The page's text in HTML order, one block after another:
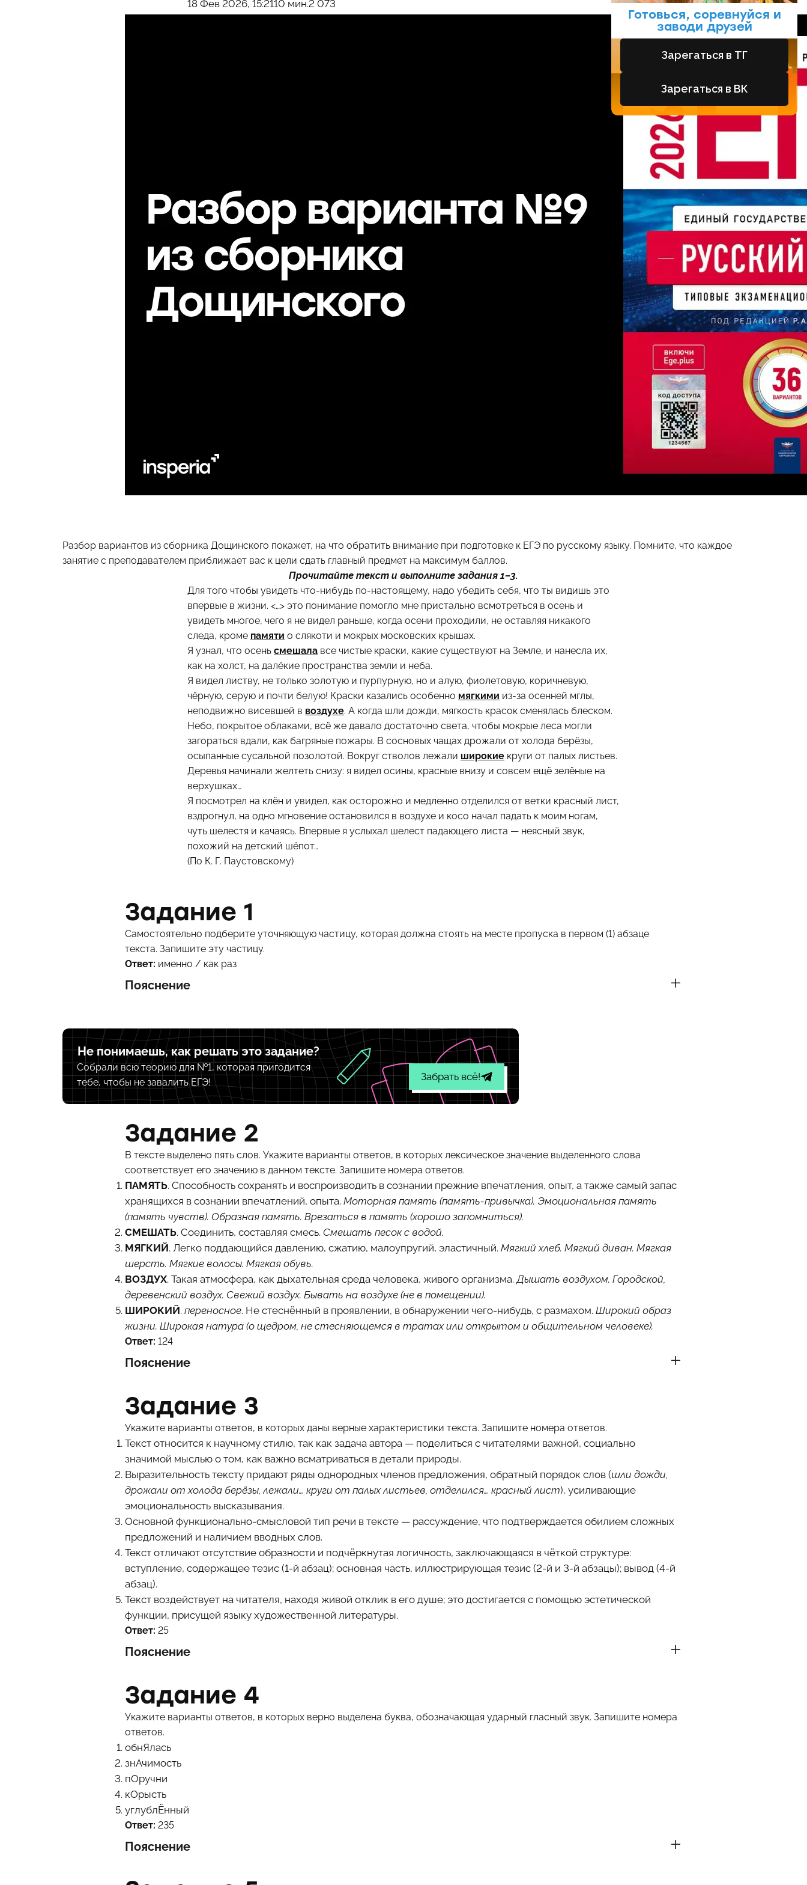
18 Фев 2026, 15:2110 мин.2 073
Разбор вариантов из сборника Дощинского покажет, на что обратить внимание при подготовке к ЕГЭ по русскому языку. Помните, что каждое
занятие с преподавателем приближает вас к цели сдать главный предмет на максимум баллов.
Прочитайте текст и выполните задания 1–3.
Для того чтобы увидеть что-нибудь по-настоящему, надо убедить себя, что ты видишь это
впервые в жизни. <…> это понимание помогло мне пристально всмотреться в осень и
увидеть многое, чего я не видел раньше, когда осени проходили, не оставляя никакого
следа, кроме памяти о слякоти и мокрых московских крышах.
Я узнал, что осень смешала все чистые краски, какие существуют на Земле, и нанесла их,
как на холст, на далёкие пространства земли и неба.
Я видел листву, не только золотую и пурпурную, но и алую, фиолетовую, коричневую,
чёрную, серую и почти белую! Краски казались особенно мягкими из-за осенней мглы,
неподвижно висевшей в воздухе. A когда шли дожди, мягкость красок сменялась блеском.
Небо, покрытое облаками, всё же давало достаточно света, чтобы мокрые леса могли
загораться вдали, как багряные пожары. В сосновых чащах дрожали от холода берёзы,
осыпанные сусальной позолотой. Вокруг стволов лежали широкие круги от палых листьев.
Деревья начинали желтеть снизу: я видел осины, красные внизу и совсем ещё зелёные на
верхушках…
Я посмотрел на клён и увидел, как осторожно и медленно отделился от ветки красный лист,
вздрогнул, на одно мгновение остановился в воздухе и косо начал падать к моим ногам,
чуть шелестя и качаясь. Впервые я услыхал шелест падающего листа — неясный звук,
похожий на детский шёпот…
(По К. Г. Паустовскому)
Задание 1
Самостоятельно подберите уточняющую частицу, которая должна стоять на месте пропуска в первом (1) абзаце
текста. Запишите эту частицу.
Ответ: именно / как раз
Пояснение
Не понимаешь, как решать это задание?
Собрали всю теорию для №1, которая пригодится
тебе, чтобы не завалить ЕГЭ!
Забрать всё!
Задание 2
В тексте выделено пять слов. Укажите варианты ответов, в которых лексическое значение выделенного слова
соответствует его значению в данном тексте. Запишите номера ответов.
ПАМЯТЬ. Способность сохранять и воспроизводить в сознании прежние впечатления, опыт, а также самый запас
хранящихся в сознании впечатлений, опыта. Моторная память (память-привычка). Эмоциональная память
(память чувств). Образная память. Врезаться в память (хорошо запомниться).
СМЕШАТЬ. Соединить, составляя смесь. Смешать песок с водой.
МЯГКИЙ. Легко поддающийся давлению, сжатию, малоупругий, эластичный. Мягкий хлеб. Мягкий диван. Мягкая
шерсть. Мягкие волосы. Мягкая обувь.
ВОЗДУХ. Такая атмосфера, как дыхательная среда человека, живого организма. Дышать воздухом. Городской,
деревенский воздух. Свежий воздух. Бывать на воздухе (не в помещении).
ШИРОКИЙ. переносное. Не стеснённый в проявлении, в обнаружении чего-нибудь, с размахом. Широкий образ
жизни. Широкая натура (о щедром, не стесняющемся в тратах или открытом и общительном человеке).
Ответ: 124
Пояснение
Задание 3
Укажите варианты ответов, в которых даны верные характеристики текста. Запишите номера ответов.
Текст относится к научному стилю, так как задача автора — поделиться с читателями важной, социально
значимой мыслью о том, как важно всматриваться в детали природы.
Выразительность тексту придают ряды однородных членов предложения, обратный порядок слов (шли дожди,
дрожали от холода берёзы, лежали… круги от палых листьев, отделился… красный лист), усиливающие
эмоциональность высказывания.
Основной функционально-смысловой тип речи в тексте — рассуждение, что подтверждается обилием сложных
предложений и наличием вводных слов.
Текст отличают отсутствие образности и подчёркнутая логичность, заключающаяся в чёткой структуре:
вступление, содержащее тезис (1-й абзац); основная часть, иллюстрирующая тезис (2-й и 3-й абзацы); вывод (4-й
абзац).
Текст воздействует на читателя, находя живой отклик в его душе; это достигается с помощью эстетической
функции, присущей языку художественной литературы.
Ответ: 25
Пояснение
Задание 4
Укажите варианты ответов, в которых верно выделена буква, обозначающая ударный гласный звук. Запишите номера
ответов.
обнЯлась
знАчимость
пОручни
кОрысть
углублЁнный
Ответ: 235
Пояснение
Готовься, соревнуйся и
заводи друзей
Зарегаться в ТГ
Зарегаться в ВК